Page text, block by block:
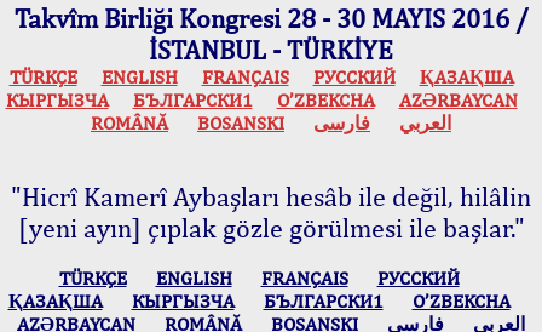
Takvîm Birliği Kongresi 28 - 30 MAYIS 2016 /
İSTANBUL - TÜRKİYE
TÜRKÇE ENGLISH FRANÇAIS РУССКИЙ
ҚАЗАҚША
КЫPГЫЗЧA
БЪЛГАРСКИ1 O’ZBEKCHA
AZӘRBAYCAN
ROMÂNĂ
BOSANSKI العربي فارسی
"Hicrî Kamerî Aybaşları hesâb ile değil, hilâlin
[yeni ayın] çıplak gözle görülmesi ile başlar."
TÜRKÇE ENGLISH FRANÇAIS
РУССКИЙ
ҚАЗАҚША
КЫPГЫЗЧA БЪЛГАРСКИ1
O’ZBEKCHA
AZӘRBAYCAN
ROMÂNĂ BOSANSKI العربي فارسی